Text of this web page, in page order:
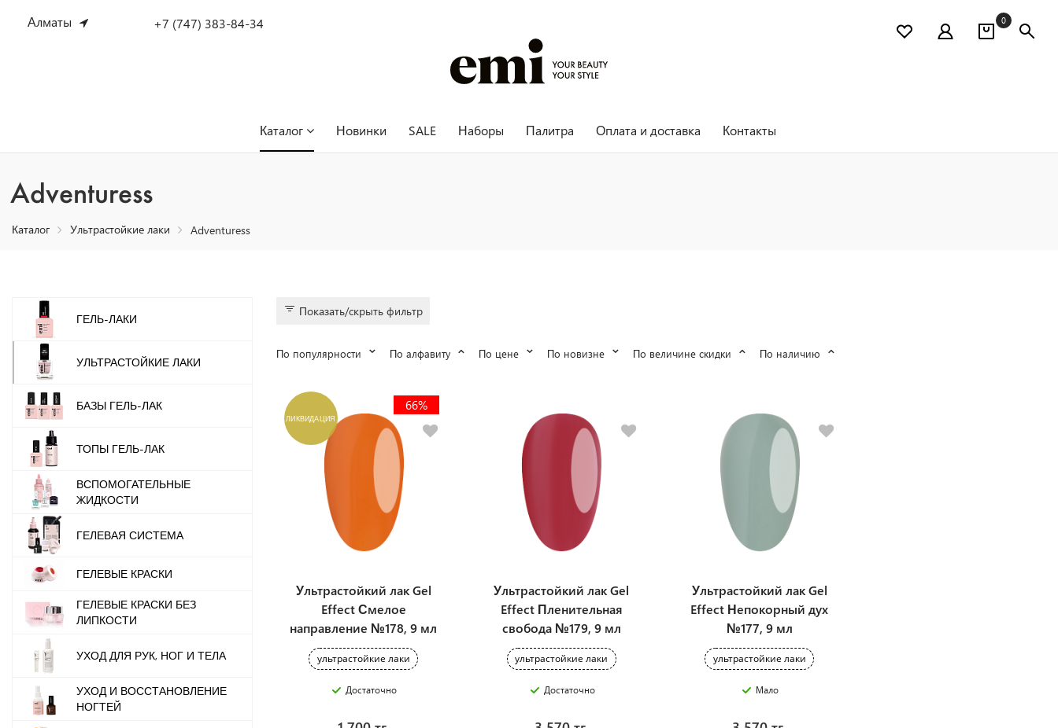
Алматы +7 (747) 383-84-34 0
Каталог Новинки SALE Наборы Палитра Оплата и доставка Контакты
Adventuress
Каталог Ультрастойкие лаки Adventuress
Показать/скрыть фильтр
По популярности По алфавиту По цене По новизне По величине скидки По наличию
ЛИКВИДАЦИЯ
66%
Ультрастойкий лак Gel
Effect Смелое
направление №178, 9 мл
ультрастойкие лаки
Достаточно
Ультрастойкий лак Gel
Effect Пленительная
свобода №179, 9 мл
ультрастойкие лаки
Достаточно
Ультрастойкий лак Gel
Effect Непокорный дух
№177, 9 мл
ультрастойкие лаки
Мало
ГЕЛЬ-ЛАКИ
УЛЬТРАСТОЙКИЕ ЛАКИ
БАЗЫ ГЕЛЬ-ЛАК
ТОПЫ ГЕЛЬ-ЛАК
ВСПОМОГАТЕЛЬНЫЕ
ЖИДКОСТИ
ГЕЛЕВАЯ СИСТЕМА
ГЕЛЕВЫЕ КРАСКИ
ГЕЛЕВЫЕ КРАСКИ БЕЗ
ЛИПКОСТИ
УХОД ДЛЯ РУК, НОГ И ТЕЛА
УХОД И ВОССТАНОВЛЕНИЕ
НОГТЕЙ